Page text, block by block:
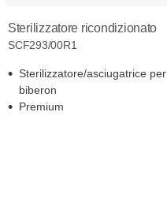
Sterilizzatore ricondizionato
SCF293/00R1
Sterilizzatore/asciugatrice per
biberon
Premium